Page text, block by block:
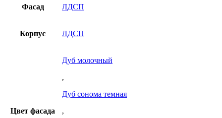
Фасад ЛДСП
Корпус ЛДСП
Цвет фасада
Дуб молочный
,
Дуб сонома темная
,